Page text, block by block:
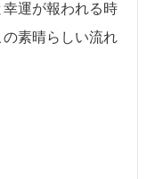
運が報われる時
素晴らしい流れ